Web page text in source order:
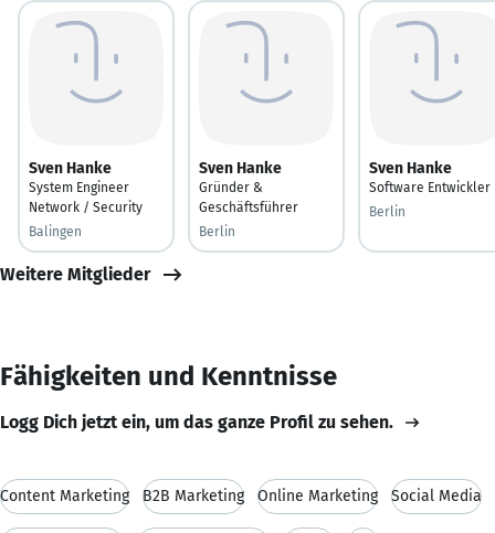
Sven Hanke
System Engineer
Network / Security
Balingen
Sven Hanke
Gründer &
Geschäftsführer
Berlin
Sven Hanke
Software Entwickler
Berlin
Weitere Mitglieder
Fähigkeiten und Kenntnisse
Logg Dich jetzt ein, um das ganze Profil zu sehen.
Content Marketing B2B Marketing Online Marketing Social Media